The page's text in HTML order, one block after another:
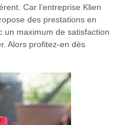
Car l’entreprise Klien
des prestations en
un maximum de satisfaction
Alors profitez-en dès